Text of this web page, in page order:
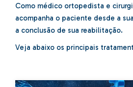
Como médico ortopedista e
acompanha o paciente desde a
a conclusão de sua reabilitação.
Veja abaixo os principais